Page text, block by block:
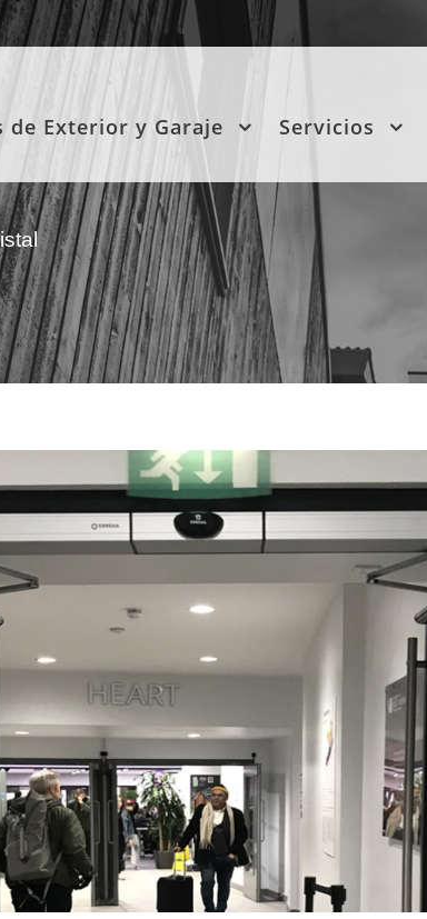
de Exterior y Garaje Servicios